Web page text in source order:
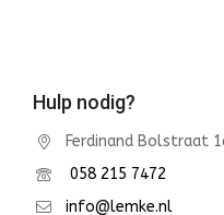
Hulp nodig?
Ferdinand Bolstraat
058 215 7472
info@lemke.nl